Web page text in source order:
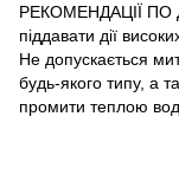
РЕКОМЕНДАЦІЇ ПО
піддавати дії
Не допускається
будь-якого типу, а
промити теплою